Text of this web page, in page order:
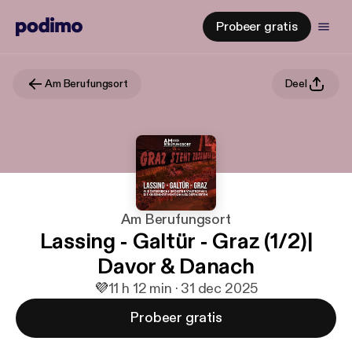
Probeer gratis
Am Berufungsort Deel
Am Berufungsort
Lassing - Galtür - Graz (1/2)|
Davor & Danach
💜11 h 12 min · 31 dec 2025
Probeer gratis